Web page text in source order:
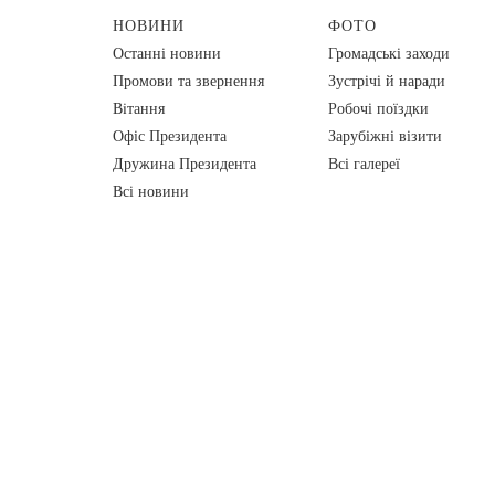
НОВИНИ
Останні новини
Промови та звернення
Вiтання
Офіс Президента
Дружина Президента
Всі новини
ФОТО
Громадські заходи
Зустрічі й наради
Робочі поїздки
Зарубіжні візити
Всі галереї